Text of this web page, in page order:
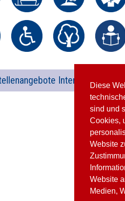
Diese
sind und
Cookies,
Website
Website
Medien,
International